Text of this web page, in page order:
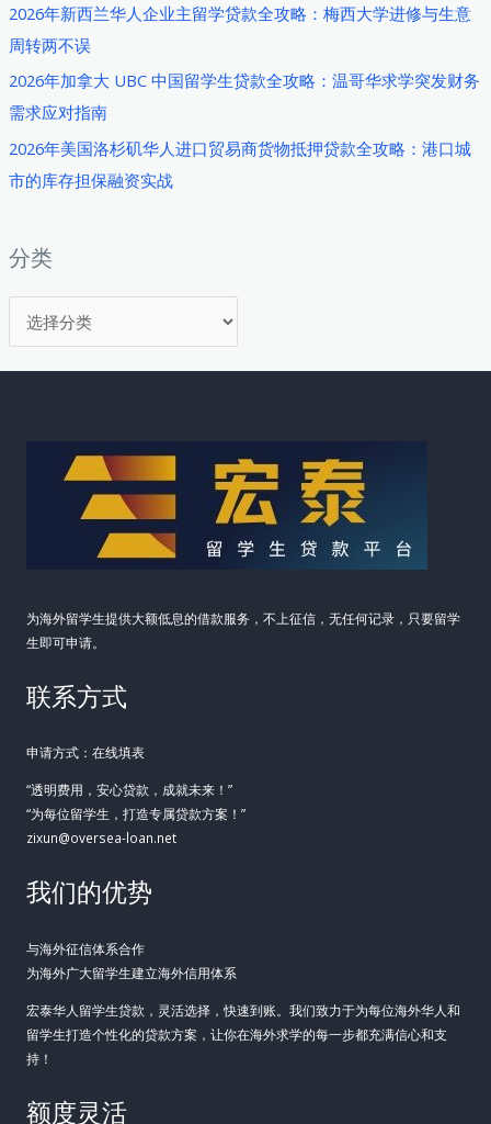
2026年新西兰华人企业主留学贷款全攻略：梅西大学进修与生意
周转两不误
2026年加拿大 UBC 中国留学生贷款全攻略：温哥华求学突发财务
需求应对指南
2026年美国洛杉矶华人进口贸易商货物抵押贷款全攻略：港口城
市的库存担保融资实战
分类
类
大
学
学
子
把
2026
业
贷
为海外留学生提供大额低息的借款服务，不上征信，无任何记录，只要留学
生即可申请。
联系方式
申请方式：在线填表
“透明费用，安心贷款，成就未来！”
“为每位留学生，打造专属贷款方案！”
zixun@oversea-loan.net
我们的优势
与海外征信体系合作
为海外广大留学生建立海外信用体系
宏泰华人留学生贷款，灵活选择，快速到账。我们致力于为每位海外华人和
留学生打造个性化的贷款方案，让你在海外求学的每一步都充满信心和支
持！
额度灵活